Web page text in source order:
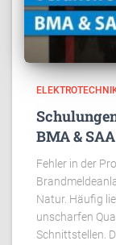
BMA &
Fehler in der
Natur. Häufig
unscharfen
Schnittstellen.